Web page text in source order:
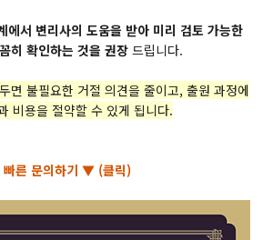
에서 변리사의 도움을 받아 미리 검토 가능한
히 확인하는 것을 권장드립니다.
면 불필요한 거절 의견을 줄이고, 출원 과정에
비용을 절약할 수 있게 됩니다.
른 문의하기 ▼ (클릭)